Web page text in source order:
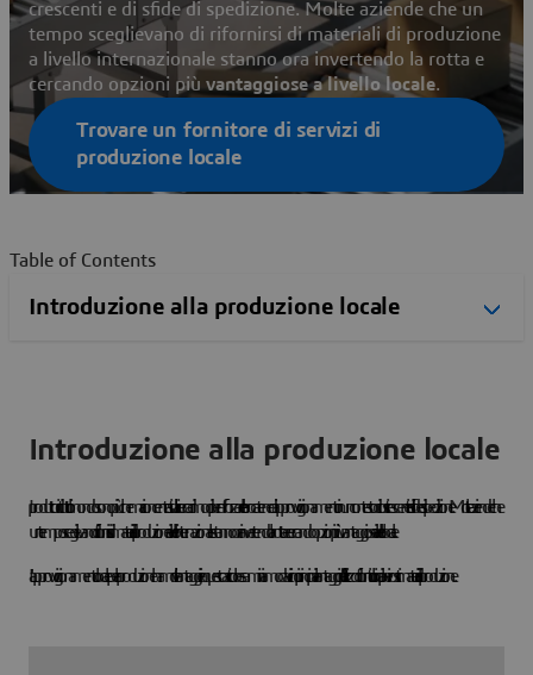
crescenti e di sfide di spedizione. Molte aziende che un
tempo sceglievano di rifornirsi di materiali di produzione
a livello internazionale stanno ora invertendo la rotta e
cercando opzioni più vantaggiose a livello locale.
Trovare un fornitore di servizi di
produzione locale
Table of Contents
Introduzione alla produzione locale
I produttori di tutto il mondo sono più che mai concentrati sulla ricerca di modi per rafforzare le loro catene di approvvigionamento in un contesto di costi crescenti e di sfide di spedizione. Molte aziende che
un tempo sceglievano di rifornirsi di materiali di produzione a livello internazionale stanno ora invertendo la rotta e cercando opzioni più vantaggiose a livello locale.
L'approvvigionamento locale per la produzione ha molti vantaggi e in questo articolo esaminiamo da vicino i principali vantaggi dell'utilizzo di fornitori locali per i vostri materiali di produzione.